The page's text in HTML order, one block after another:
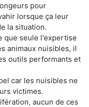
pour
lorsque ça leur
la situation.
que seule l'expertise
animaux nuisibles, il
outils performants et
car les nuisibles ne
victimes.
aucun de ces